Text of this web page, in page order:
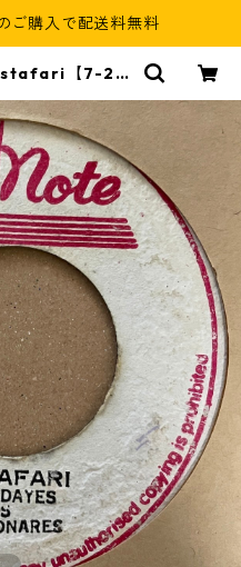
ご購入で配送料無料
【7-213